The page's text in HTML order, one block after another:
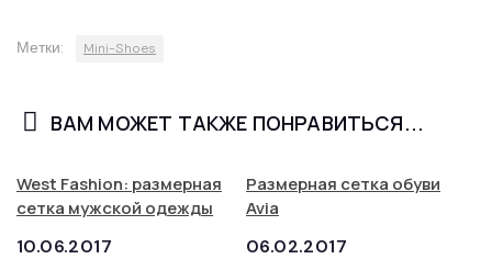
Метки: Mini-Shoes
ВАМ МОЖЕТ ТАКЖЕ ПОНРАВИТЬСЯ...
West Fashion: размерная
сетка мужской одежды
10.06.2017
Размерная сетка обуви
Avia
06.02.2017